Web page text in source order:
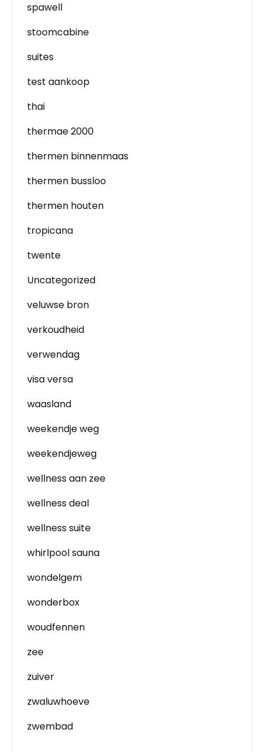
spawell
stoomcabine
suites
test aankoop
thai
thermae 2000
thermen binnenmaas
thermen bussloo
thermen houten
tropicana
twente
Uncategorized
veluwse bron
verkoudheid
verwendag
visa versa
waasland
weekendje weg
weekendjeweg
wellness aan zee
wellness deal
wellness suite
whirlpool sauna
wondelgem
wonderbox
woudfennen
zee
zuiver
zwaluwhoeve
zwembad